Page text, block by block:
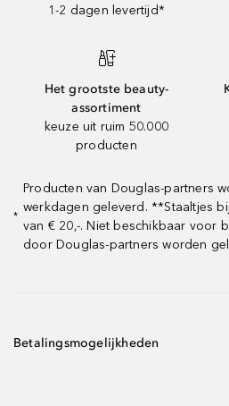
1-2 dagen levertijd*
Het grootste beauty-
assortiment
keuze uit ruim 50.000
producten
*
Producten van Douglas-partners
werkdagen geleverd. **Staaltjes
van € 20,-. Niet beschikbaar voor
door Douglas-partners worden
Betalingsmogelijkheden